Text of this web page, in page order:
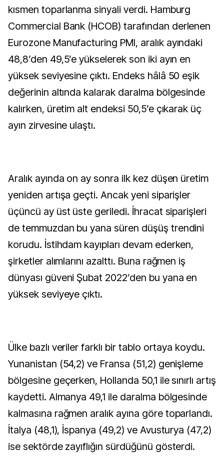
kısmen toparlanma sinyali verdi. Hamburg
Commercial Bank (HCOB) tarafından derlenen
Eurozone Manufacturing PMI, aralık ayındaki
48,8’den 49,5’e yükselerek son iki ayın en
yüksek seviyesine çıktı. Endeks hâlâ 50 eşik
değerinin altında kalarak daralma bölgesinde
kalırken, üretim alt endeksi 50,5’e çıkarak üç
ayın zirvesine ulaştı.
Aralık ayında on ay sonra ilk kez düşen üretim
yeniden artışa geçti. Ancak yeni siparişler
üçüncü ay üst üste geriledi. İhracat siparişleri
de temmuzdan bu yana süren düşüş trendini
korudu. İstihdam kayıpları devam ederken,
şirketler alımlarını azalttı. Buna rağmen iş
dünyası güveni Şubat 2022’den bu yana en
yüksek seviyeye çıktı.
Ülke bazlı veriler farklı bir tablo ortaya koydu.
Yunanistan (54,2) ve Fransa (51,2) genişleme
bölgesine geçerken, Hollanda 50,1 ile sınırlı artış
kaydetti. Almanya 49,1 ile daralma bölgesinde
kalmasına rağmen aralık ayına göre toparlandı.
İtalya (48,1), İspanya (49,2) ve Avusturya (47,2)
ise sektörde zayıflığın sürdüğünü gösterdi.